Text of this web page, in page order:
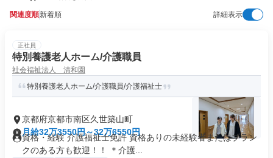
関連度順新着順 詳細表示
正社員
特別養護老人ホーム/介護職員
社会福祉法人 清和園
特別養護老人ホーム/介護職員/介護福祉士
京都府京都市南区久世築山町
月給32万3550円～32万6550円
資格・経験 介護福祉士免許 資格ありの未経験者またはブラン
クのある方も歓迎！！ ＊介護...